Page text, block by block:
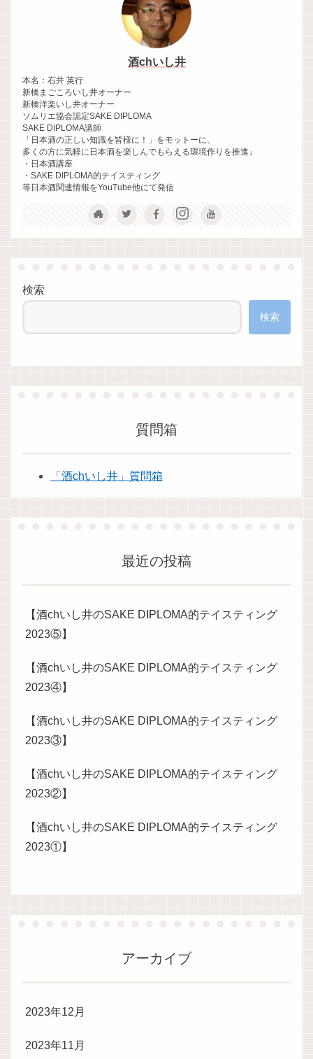
酒chいし井
本名：石井 英行
新橋まごころいし井オーナー
新橋洋楽いし井オーナー
ソムリエ協会認定SAKE DIPLOMA
SAKE DIPLOMA講師
「日本酒の正しい知識を皆様に！」をモットーに、
多くの方に気軽に日本酒を楽しんでもらえる環境作りを推進』
・日本酒講座
・SAKE DIPLOMA的テイスティング
等日本酒関連情報をYouTube他にて発信
検索
検索
質問箱
「酒chいし井」質問箱
最近の投稿
【酒chいし井のSAKE DIPLOMA的テイスティング
2023⑤】
【酒chいし井のSAKE DIPLOMA的テイスティング
2023④】
【酒chいし井のSAKE DIPLOMA的テイスティング
2023③】
【酒chいし井のSAKE DIPLOMA的テイスティング
2023②】
【酒chいし井のSAKE DIPLOMA的テイスティング
2023①】
アーカイブ
2023年12月
2023年11月